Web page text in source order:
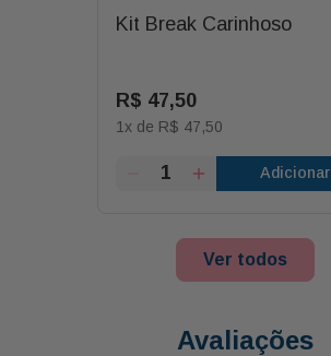
Kit Break Carinhoso
R$ 47,50
1x de R$ 47,50
Adicionar
Ver todos
Avaliações